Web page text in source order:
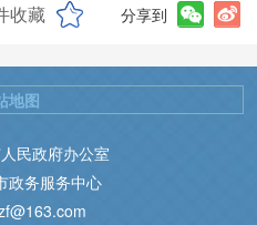
收藏 分享到
民政府办公室
政务服务中心
地图